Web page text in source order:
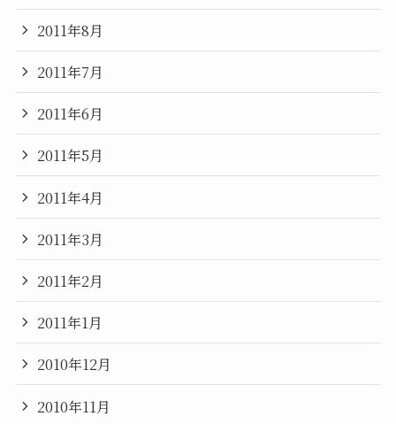
2011年8月
2011年7月
2011年6月
2011年5月
2011年4月
2011年3月
2011年2月
2011年1月
2010年12月
2010年11月